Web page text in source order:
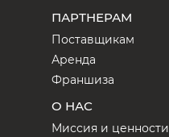
ПАРТНЕРАМ
Поставщикам
Аренда
Франшиза
О НАС
Миссия и ценности